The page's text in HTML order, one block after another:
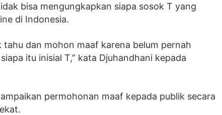
bisa mengungkapkan siapa sosok T yang
di Indonesia.
dan mohon maaf karena belum pernah
itu inisial T,” kata Djuhandhani kepada
permohonan maaf kepada publik secara